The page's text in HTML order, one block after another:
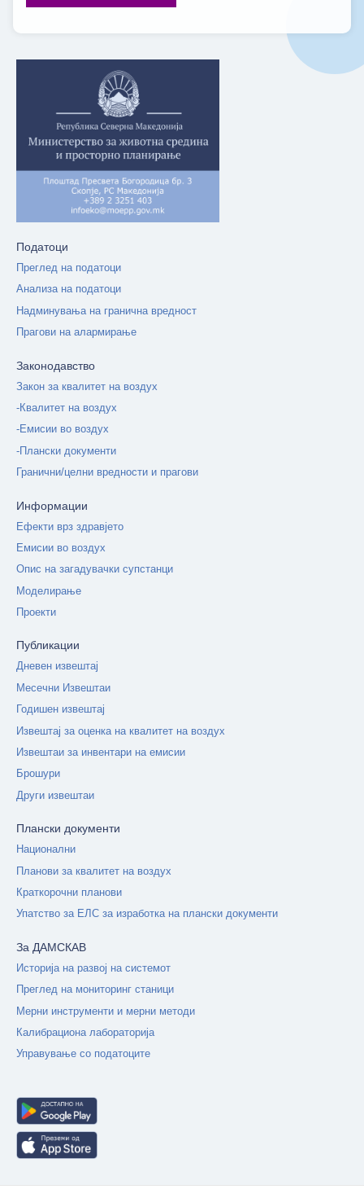
Податоци
Преглед на податоци
Анализа на податоци
Надминувања на гранична вредност
Прагови на алармирање
Законодавство
Закон за квалитет на воздух
-Квалитет на воздух
-Емисии во воздух
-Плански документи
Гранични/целни вредности и прагови
Информации
Ефекти врз здравјето
Емисии во воздух
Опис на загадувачки супстанци
Моделирање
Проекти
Публикации
Дневен извештај
Месечни Извештаи
Годишен извештај
Извештај за оценка на квалитет на воздух
Извештаи за инвентари на емисии
Брошури
Други извештаи
Плански документи
Национални
Планови за квалитет на воздух
Краткорочни планови
Упатство за ЕЛС за изработка на плански документи
За ДАМСКАВ
Историја на развој на системот
Преглед на мониторинг станици
Мерни инструменти и мерни методи
Калибрациона лабораторија
Управување со податоците